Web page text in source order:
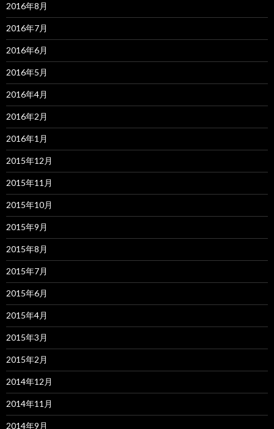
2016年8月
2016年7月
2016年6月
2016年5月
2016年4月
2016年2月
2016年1月
2015年12月
2015年11月
2015年10月
2015年9月
2015年8月
2015年7月
2015年6月
2015年4月
2015年3月
2015年2月
2014年12月
2014年11月
2014年9月